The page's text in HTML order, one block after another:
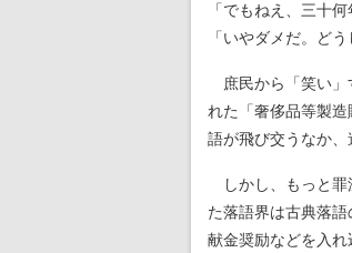
「でもねえ、三十
「いやダメだ。ど
庶民から「笑い」
れた「奢侈品等製
語が飛び交うなか
しかし、もっと罪
た落語界は古典落
献金奨励などを入